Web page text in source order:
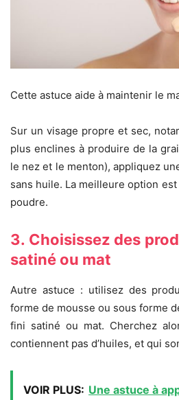
Cette astuce aide à maintenir le
Sur un visage propre et sec,
plus enclines à produire de la
le nez et le menton), appliquez
sans huile. La meilleure option
poudre.
3. Choisissez des
satiné ou mat
Autre astuce : utilisez des
forme de mousse ou sous forme
fini satiné ou mat. Cherchez
contiennent pas d’huiles, et qui
VOIR PLUS: Une astuce à